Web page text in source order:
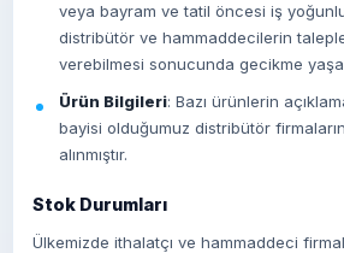
veya bayram ve tatil öncesi iş
distribütör ve hammaddecilerin
verebilmesi sonucunda gecikme
Ürün Bilgileri: Bazı ürünlerin
bayisi olduğumuz distribütör
alınmıştır.
Stok Durumları
Ülkemizde ithalatçı ve hammaddeci